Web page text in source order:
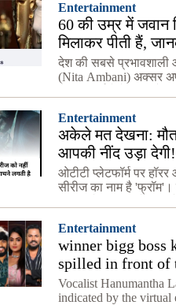
Entertainment
60 की उम्र में जवान
मिलाकर पीती हैं,
देश की सबसे प्रभावशाली
(Nita Ambani) अक्सर
Entertainment
अकेले मत देखना: मौत
आपकी नींद उड़ा देगी!
ओटीटी प्लेटफॉर्म पर
सीरीज का नाम है 'फ्रॉम'।
Entertainment
winner bigg boss
spilled in front of
Vocalist Hanumantha
indicated by the virtual